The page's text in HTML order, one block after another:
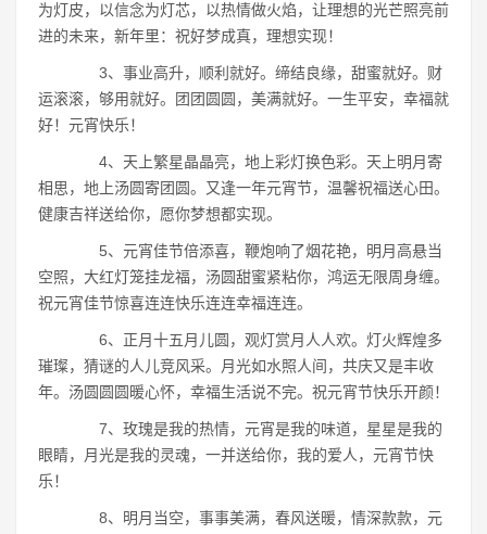
为灯皮，以信念为灯芯，以热情做火焰，让理想的光芒照亮前
进的未来，新年里：祝好梦成真，理想实现！
3、事业高升，顺利就好。缔结良缘，甜蜜就好。财
运滚滚，够用就好。团团圆圆，美满就好。一生平安，幸福就
好！元宵快乐！
4、天上繁星晶晶亮，地上彩灯换色彩。天上明月寄
相思，地上汤圆寄团圆。又逢一年元宵节，温馨祝福送心田。
健康吉祥送给你，愿你梦想都实现。
5、元宵佳节倍添喜，鞭炮响了烟花艳，明月高悬当
空照，大红灯笼挂龙福，汤圆甜蜜紧粘你，鸿运无限周身缠。
祝元宵佳节惊喜连连快乐连连幸福连连。
6、正月十五月儿圆，观灯赏月人人欢。灯火辉煌多
璀璨，猜谜的人儿竞风采。月光如水照人间，共庆又是丰收
年。汤圆圆圆暖心怀，幸福生活说不完。祝元宵节快乐开颜！
7、玫瑰是我的热情，元宵是我的味道，星星是我的
眼睛，月光是我的灵魂，一并送给你，我的爱人，元宵节快
乐！
8、明月当空，事事美满，春风送暖，情深款款，元